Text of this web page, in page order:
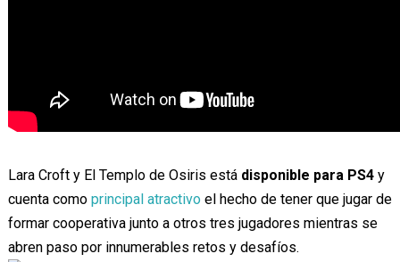
Lara Croft y El Templo de Osiris está disponible para PS4 y
cuenta como principal atractivoel hecho de tener que jugar de
formar cooperativa junto a otros tres jugadores mientras se
abren paso por innumerables retos y desafíos.